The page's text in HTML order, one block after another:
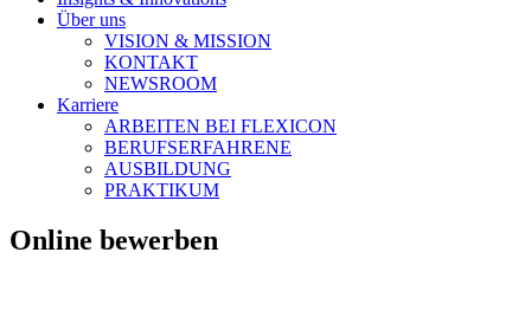
Über uns
VISION & MISSION
KONTAKT
NEWSROOM
Karriere
ARBEITEN BEI FLEXICON
BERUFSERFAHRENE
AUSBILDUNG
PRAKTIKUM
Online bewerben